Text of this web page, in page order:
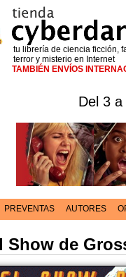
tu librería de ciencia ficción,
terror y misterio en Internet
TAMBIÉN ENVÍOS
Del 3
PREVENTAS AUTORES
Show de